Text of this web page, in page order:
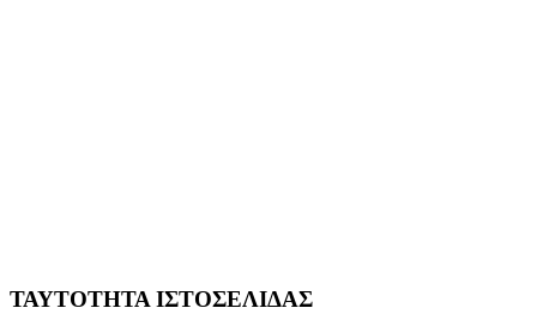
ΤΑΥΤΟΤΗΤΑ ΙΣΤΟΣΕΛΙΔΑΣ